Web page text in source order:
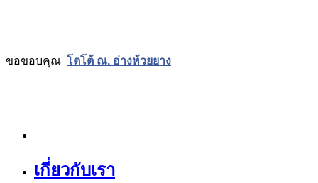
ขอขอบคุณ โตโต้ ณ. อ่างห้วยยาง
เกี่ยวกับเรา